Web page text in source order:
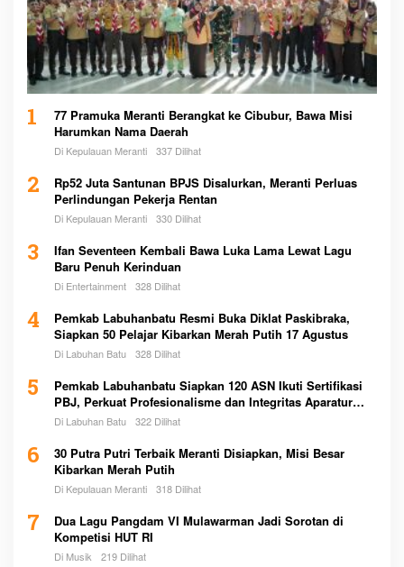
1
77 Pramuka Meranti Berangkat ke Cibubur, Bawa Misi
Harumkan Nama Daerah
Di Kepulauan Meranti 337 Dilihat
2
Rp52 Juta Santunan BPJS Disalurkan, Meranti Perluas
Perlindungan Pekerja Rentan
Di Kepulauan Meranti 330 Dilihat
3
Ifan Seventeen Kembali Bawa Luka Lama Lewat Lagu
Baru Penuh Kerinduan
Di Entertainment 328 Dilihat
4
Pemkab Labuhanbatu Resmi Buka Diklat Paskibraka,
Siapkan 50 Pelajar Kibarkan Merah Putih 17 Agustus
Di Labuhan Batu 328 Dilihat
5
Pemkab Labuhanbatu Siapkan 120 ASN Ikuti Sertifikasi
PBJ, Perkuat Profesionalisme dan Integritas Aparatur
Pemerintah
Di Labuhan Batu 322 Dilihat
6
30 Putra Putri Terbaik Meranti Disiapkan, Misi Besar
Kibarkan Merah Putih
Di Kepulauan Meranti 318 Dilihat
7
Dua Lagu Pangdam VI Mulawarman Jadi Sorotan di
Kompetisi HUT RI
Di Musik 219 Dilihat